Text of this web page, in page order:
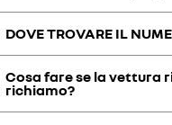
Qualora il brand Renault
rischio potenziale in
verrà richiamato il veicolo
problematica. I clienti
DOVE TROVARE IL
Il numero di Telaio, formato
circolazione del veicolo, nella
inferiore del parabrezza
Cosa fare se la vettura
richiamo?